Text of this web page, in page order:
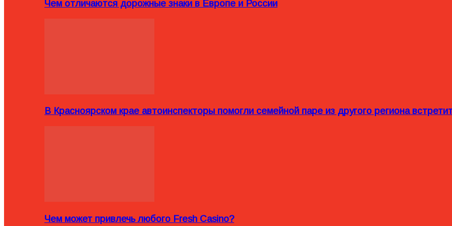
Чем отличаются дорожные знаки в Европе и России
В Красноярском крае автоинспекторы помогли семейной паре из другого региона
Чем может привлечь любого Fresh Casino?